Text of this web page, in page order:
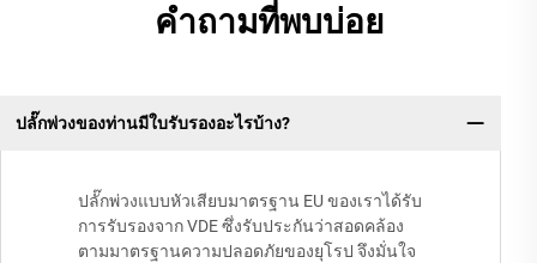
คำถามที่พบบ่อย
ปลั๊กพ่วงของท่านมีใบรับรองอะไรบ้าง?
ปลั๊กพ่วงแบบหัวเสียบมาตรฐาน EU ของเราได้รับ
การรับรองจาก VDE ซึ่งรับประกันว่าสอดคล้อง
ตามมาตรฐานความปลอดภัยของยุโรป จึงมั่นใจ